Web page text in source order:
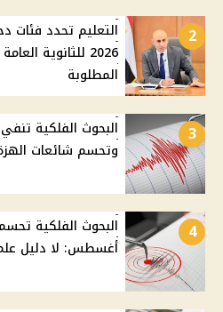
2
التعليم تحدد فئات
2026 للثانوية
المطلوبة
3
البحوث الفلكية
وتحسم شائعات
4
أغسطس: لا دليل